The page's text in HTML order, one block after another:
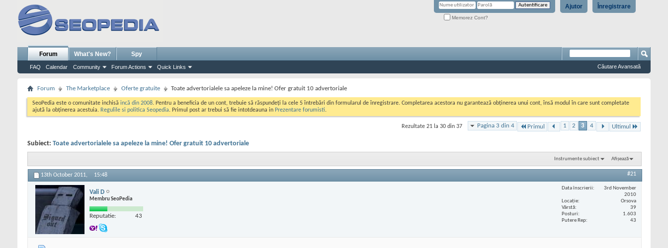
Înregistrare
Ajutor
Memorez Cont?
Forum
FAQ Calendar Community Forum Actions Quick Links
What's New? Spy
Căutare Avansată
Forum The Marketplace Oferte gratuite Toate advertorialele sa apeleze la mine! Ofer gratuit 10 advertoriale
SeoPedia este o comunitate inchisă incă din 2008. Pentru a beneficia de un cont, trebuie să răspundeți la cele 5 întrebări din formularul de înregistrare. Completarea acestora nu garantează obținerea unui cont, însă modul în care sunt completate
ajută la obținerea acestuia. Regulile si politica Seopedia. Primul post ar trebui să fie intotdeauna in Prezentare forumisti.
Pagina 3 din 4 Primul 1 2 3 4 Ultimul
Rezultate 21 la 30 din 37
Subiect: Toate advertorialele sa apeleze la mine! Ofer gratuit 10 advertoriale
Instrumente subiect Afișează
13th October 2011, 15:48 #21
Vali D
Membru SeoPedia
Reputatie: 43
Data înscrierii
3rd November
2010
Locaţie
Orsova
Vârstă
39
Posturi
1.603
Putere Rep
43